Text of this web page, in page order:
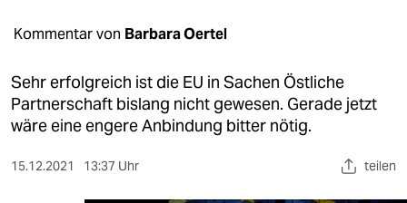
gesellschaft
sport
Kommentar von Barbara Oertel
Sehr erfolgreich ist die EU in Sachen Östliche
Partnerschaft bislang nicht gewesen. Gerade jetzt
wäre eine engere Anbindung bitter nötig.
15.12.2021 13:37 Uhr teilen